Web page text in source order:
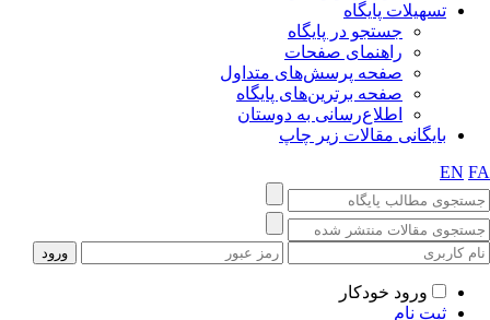
تسهیلات پایگاه
جستجو در پایگاه
راهنمای صفحات
صفحه پرسش‌های متداول
صفحه برترین‌های پایگاه
اطلاع‌رسانی به دوستان
بایگانی مقالات زیر چاپ
EN
ورود خودکار
ثبت نام